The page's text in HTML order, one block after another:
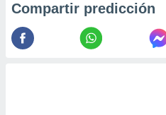
Compartir predicción